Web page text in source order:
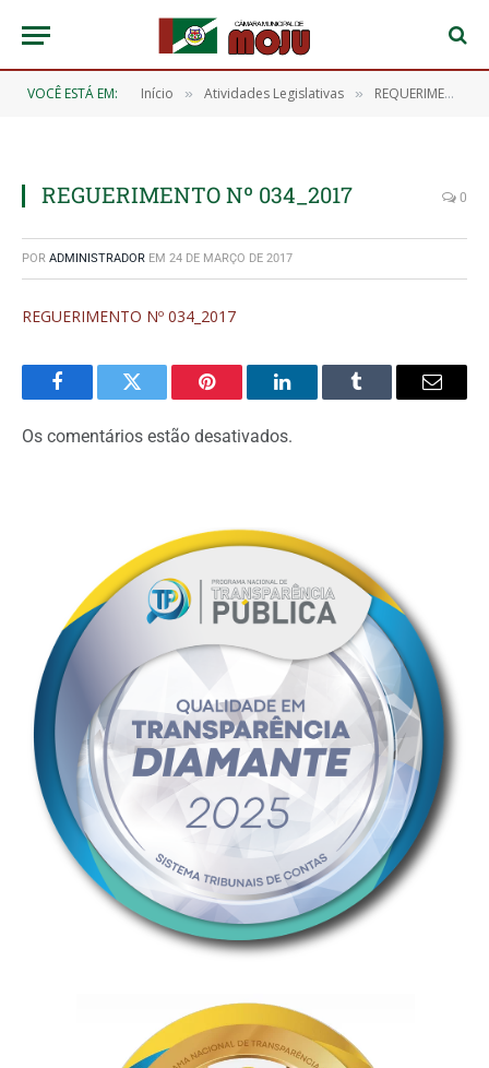
VOCÊ ESTÁ EM: Início » Atividades Legislativas » REQUERIMENTO Nº 034/2017
REGUERIMENTO Nº 034_2017 0
POR ADMINISTRADOR EM 24 DE MARÇO DE 2017
REGUERIMENTO Nº 034_2017
FacebookTwitter Pinterest O
LinkedIn
Tumblr
E-
Os comentários estão desativados.